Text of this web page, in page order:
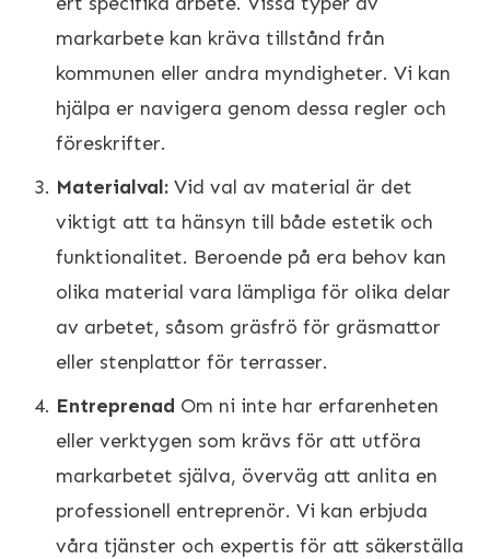
markarbete kan kräva tillstånd från
kommunen eller andra myndigheter. Vi kan
hjälpa er navigera genom dessa regler och
föreskrifter.
Materialval: Vid val av material är det
viktigt att ta hänsyn till både estetik och
funktionalitet. Beroende på era behov kan
olika material vara lämpliga för olika delar
av arbetet, såsom gräsfrö för gräsmattor
eller stenplattor för terrasser.
Entreprenad Om ni inte har erfarenheten
eller verktygen som krävs för att utföra
markarbetet själva, överväg att anlita en
professionell entreprenör. Vi kan erbjuda
våra tjänster och expertis för att säkerställa